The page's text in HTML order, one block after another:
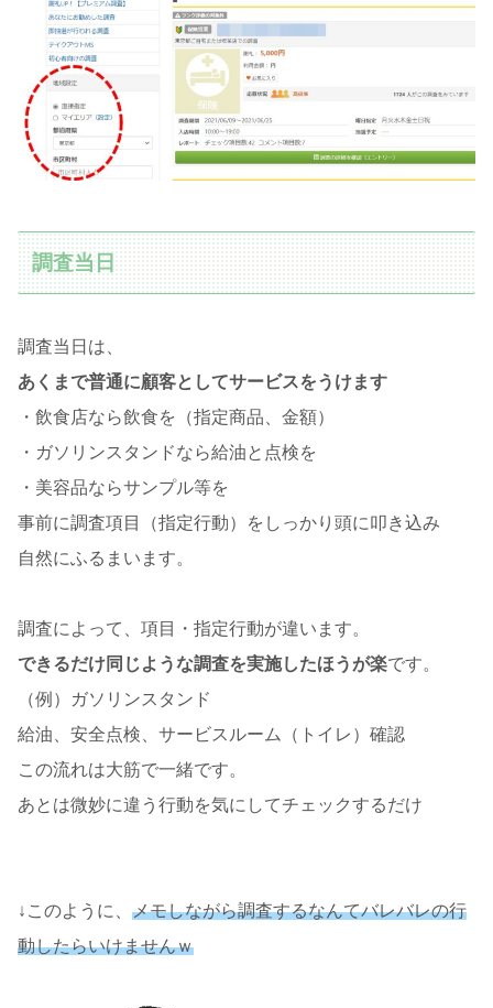
調査当日
調査当日は、
あくまで普通に顧客としてサービスをうけます
・飲食店なら飲食を（指定商品、金額）
・ガソリンスタンドなら給油と点検を
・美容品ならサンプル等を
事前に調査項目（指定行動）をしっかり頭に叩き込み
自然にふるまいます。
調査によって、項目・指定行動が違います。
できるだけ同じような調査を実施したほうが楽です。
（例）ガソリンスタンド
給油、安全点検、サービスルーム（トイレ）確認
この流れは大筋で一緒です。
あとは微妙に違う行動を気にしてチェックするだけ
↓このように、 メモしながら調査するなんてバレバレの行
動したらいけませんｗ